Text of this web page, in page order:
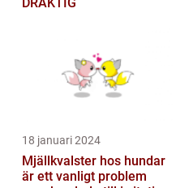
18 januari 2024
Mjällkvalster hos hundar
är ett vanligt problem